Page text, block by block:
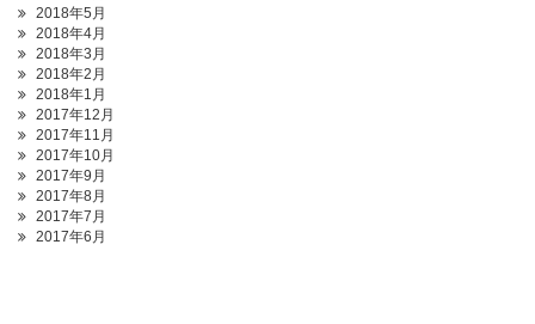
2018年5月
2018年4月
2018年3月
2018年2月
2018年1月
2017年12月
2017年11月
2017年10月
2017年9月
2017年8月
2017年7月
2017年6月